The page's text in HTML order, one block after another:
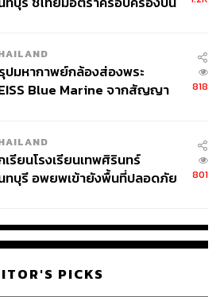
พิ่มความสามารถในการแข่งขันเพื่อ
เหมือนทุกวันนี้มีการวิจัยออกมา
วิจัยเพื่อเลื่อนขั้นเท่านั้น
พักทั้งร่างกายและสมอง ถ้าต้อง
กผู้นำอย่างนี้ต้องตาย เพราะอยู่ไม่
เพราะฉะนั้นต้องรักษาสมดุลของ
มาทำเต็มที่ ก่อนนอนจะได้สบายใจ
พันธุ์พงศ์
ปมหากาพย์กล้องส่องพระ
Blue Marine จากสัญญา
ยหนี้-แอบระบุแบรนด์
818
เรียนโรงเรียนเทพศิรินทร์
ทบุรี อพยพเข้ายังพื้นที่ปลอดภัย
801
PICKS